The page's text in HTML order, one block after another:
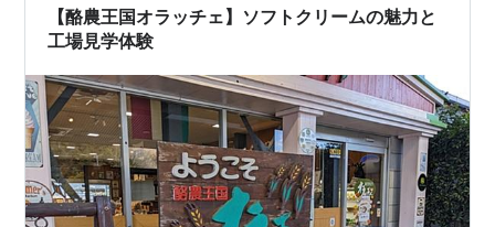
のお話の記録と完全に個人的すぎる自己満足の内容…
【酪農王国オラッチェ】ソフトクリームの魅力と
工場見学体験